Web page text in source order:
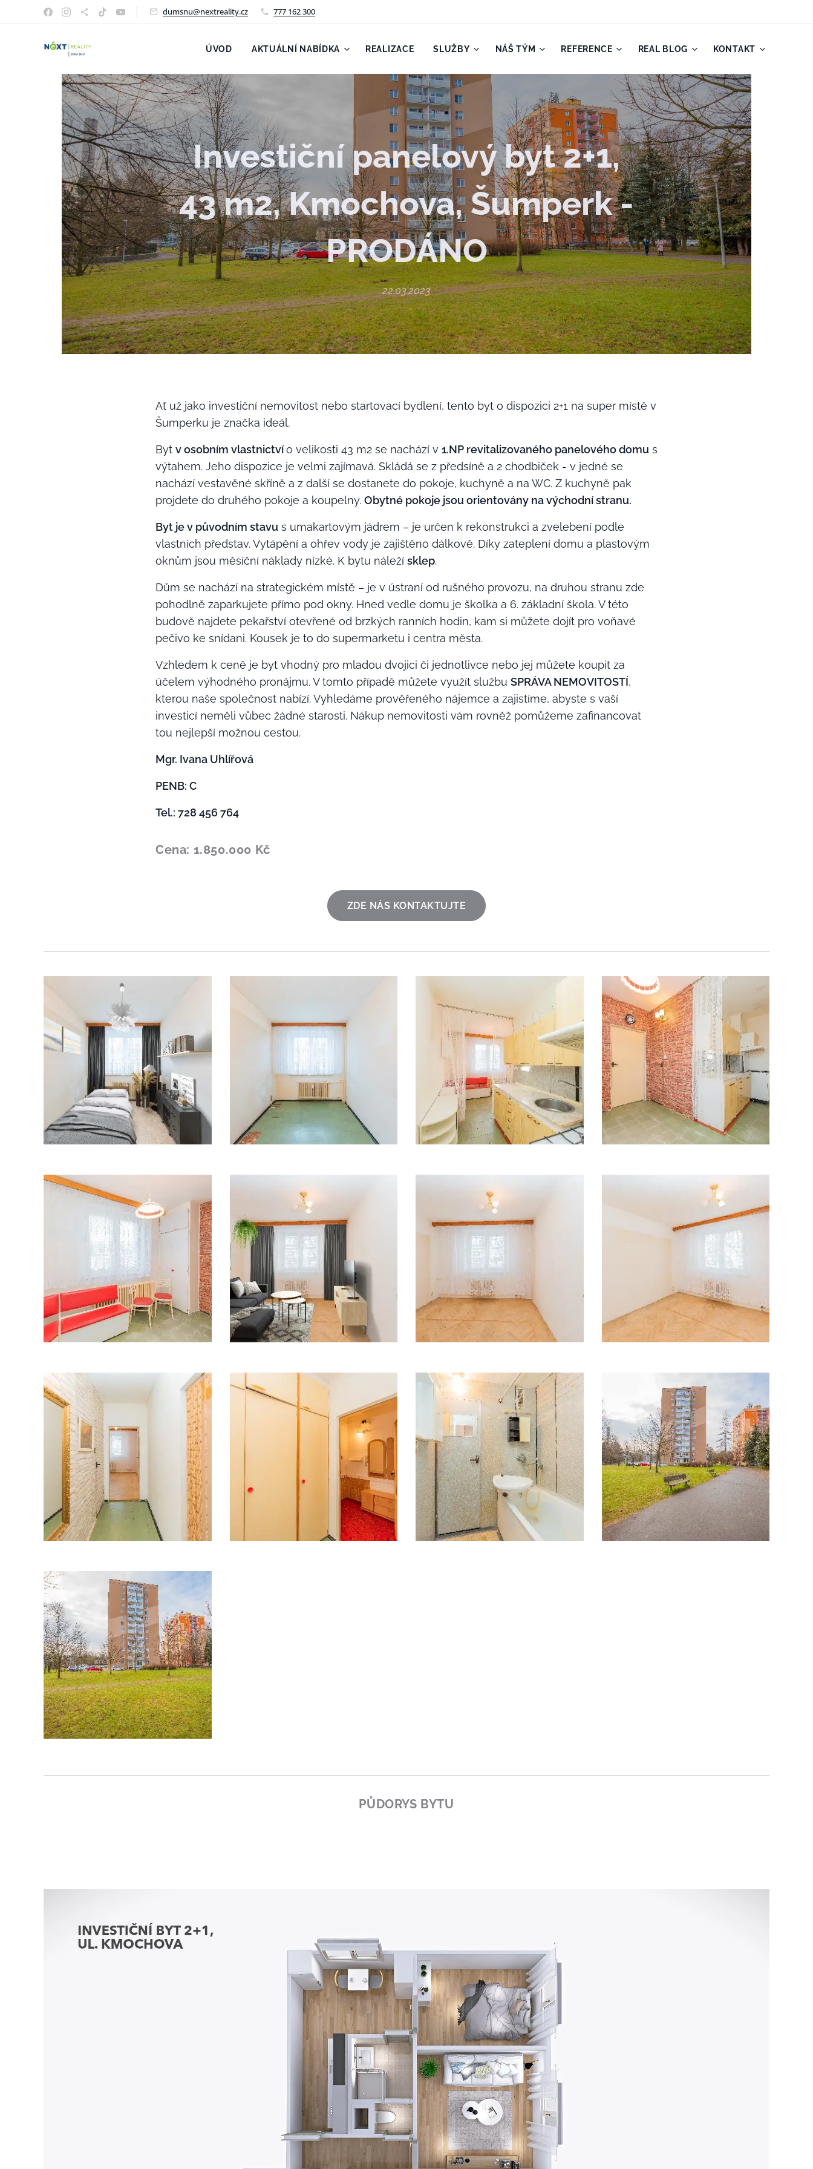
dumsnu@nextreality.cz 777 162 300
ÚVOD AKTUÁLNÍ NABÍDKA REALIZACE SLUŽBY NÁŠ TÝM REFERENCE REAL BLOG KONTAKT
Investiční panelový byt 2+1,
43 m2, Kmochova, Šumperk -
PRODÁNO
22.03.2023
Ať už jako investiční nemovitost nebo startovací bydlení, tento byt o dispozici 2+1 na super místě v
Šumperku je značka ideál.
Byt v osobním vlastnictvío velikosti 43 m2 se nachází v 1.NP revitalizovaného panelového domu s
výtahem. Jeho dispozice je velmi zajímavá. Skládá se z předsíně a 2 chodbiček - v jedné se
nachází vestavěné skříně a z další se dostanete do pokoje, kuchyně a na WC. Z kuchyně pak
projdete do druhého pokoje a koupelny. Obytné pokoje jsou orientovány na východní stranu.
Byt je v původním stavu s umakartovým jádrem – je určen k rekonstrukci a zvelebení podle
vlastních představ. Vytápění a ohřev vody je zajištěno dálkově. Díky zateplení domu a plastovým
oknům jsou měsíční náklady nízké. K bytu náleží sklep.
Dům se nachází na strategickém místě – je v ústraní od rušného provozu, na druhou stranu zde
pohodlně zaparkujete přímo pod okny. Hned vedle domu je školka a 6. základní škola. V této
budově najdete pekařství otevřené od brzkých ranních hodin, kam si můžete dojít pro voňavé
pečivo ke snídani. Kousek je to do supermarketu i centra města.
Vzhledem k ceně je byt vhodný pro mladou dvojici či jednotlivce nebo jej můžete koupit za
účelem výhodného pronájmu. V tomto případě můžete využít službu SPRÁVA NEMOVITOSTÍ,
kterou naše společnost nabízí. Vyhledáme prověřeného nájemce a zajistíme, abyste s vaší
investicí neměli vůbec žádné starosti. Nákup nemovitosti vám rovněž pomůžeme zafinancovat
tou nejlepší možnou cestou.
Mgr. Ivana Uhlířová 🙋‍♀️
PENB: C
Tel.: 728 456 764
Cena: 1.850.000 Kč
ZDE NÁS KONTAKTUJTE
PŮDORYS BYTU